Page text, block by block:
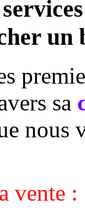
un
sa
nous
vente :